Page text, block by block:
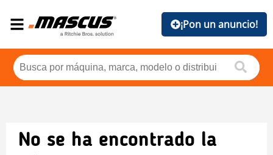
¡Pon un anuncio!
No se ha encontrado la